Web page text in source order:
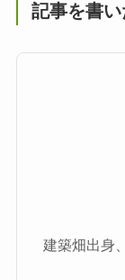
記事を書
建築畑出身